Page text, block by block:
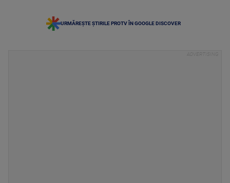
URMĂREȘTE ȘTIRILE PROTV ÎN GOOGLE DISCOVER